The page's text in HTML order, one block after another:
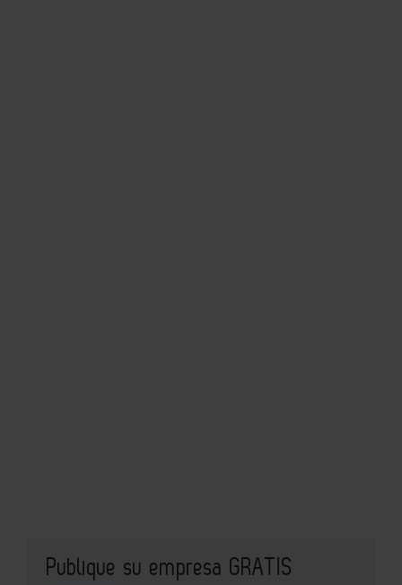
Publique su empresa GRATIS